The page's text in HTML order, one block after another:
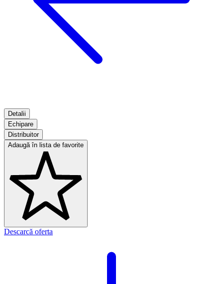
Detalii
Echipare
Distribuitor
Adaugă în lista de favorite
Descarcă oferta